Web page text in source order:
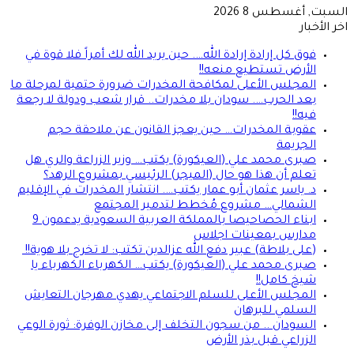
السبت, أغسطس 8 2026
اخر الأخبار
فوق كل إرادة إرادة الله…. حين يريد الله لك أمراً فلا قوة في
الأرض تستطيع منعه!!
المجلس الأعلى لمكافحة المخدرات ضرورة حتمية لمرحلة ما
بعد الحرب…. سودان بلا مخدرات.. قرار شعب ودولة لا رجعة
فيه!!
عقوبة المخدرات… حين يعجز القانون عن ملاحقة حجم
الجريمة
صبرى محمد علي (العيكورة) يكتب… وزير الزراعة والري هل
تعلم أن هذا هو حال (الميجر) الرئيسي بمشروع الرهد؟
د. ياسر عثمان أبو عمار يكتب…. انتشار المخدرات في الإقليم
الشمالي… مشروع مُخطط لتدمير المجتمع
ابناء الحصاحيصا بالمملكة العربية السعودية يدعمون 9
مدارس بمعينات اجلاس
(على بلاطة) عبير دفع الله عزالدين تكتب: لا تخرج بلا هوية!!
صبرى محمد علي (العيكورة) يكتب… الكهرباء الكهرباء يا
شيخ كامل!!
المجلس الأعلى للسلم الاجتماعي يهدي مهرجان التعايش
السلمي للبرهان
السودان .. من سجون التخلف إلى مخازن الوفرة: ثورة الوعي
الزراعي قبل بذر الأرض